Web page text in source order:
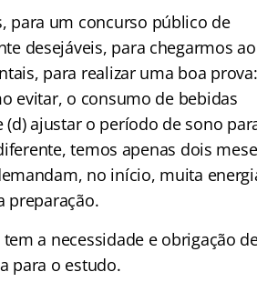
para um concurso público de
desejáveis, para chegarmos ao
para realizar uma boa prova:
evitar, o consumo de bebidas
ajustar o período de sono
temos apenas dois
no início, muita
preparação.
a necessidade e obrigação
para o estudo.